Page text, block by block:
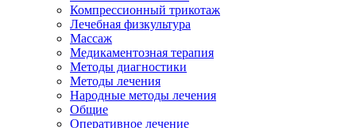
Компрессионный трикотаж
Лечебная физкультура
Массаж
Медикаментозная терапия
Методы диагностики
Методы лечения
Народные методы лечения
Общие
Оперативное лечение